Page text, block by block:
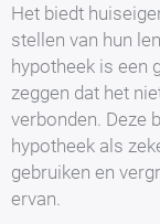
Het biedt
stellen van hun
hypotheek is een
zeggen dat het
verbonden. Deze
hypotheek als
gebruiken en
ervan.